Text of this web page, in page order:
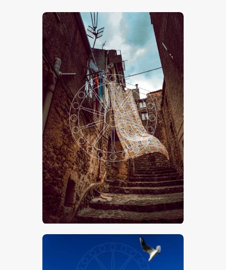
San Mauro Castelverde
€15.00-€24.00